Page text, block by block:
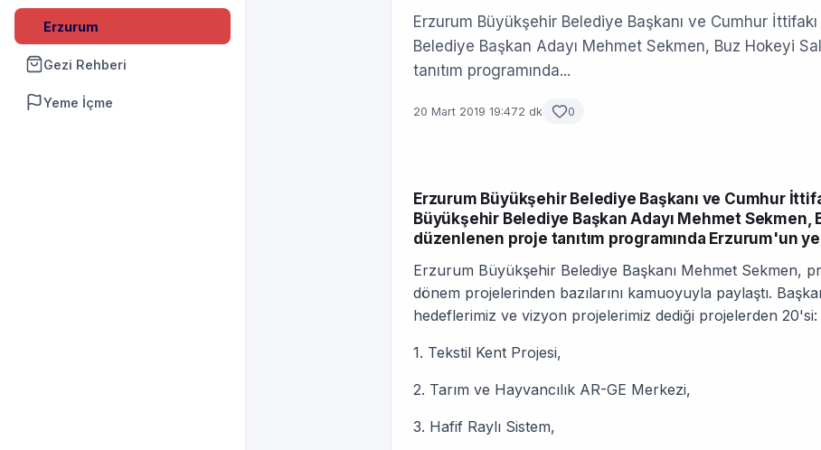
Erzurum
Gezi Rehberi
Yeme İçme
Erzurum Büyükşehir Belediye Başkanı ve Cumhur
Belediye Başkan Adayı Mehmet Sekmen, Buz Hokeyi
tanıtım programında...
20 Mart 2019 19:472 dk 0
Erzurum Büyükşehir Belediye Başkanı ve Cumhur
Büyükşehir Belediye Başkan Adayı Mehmet Sekmen,
düzenlenen proje tanıtım programında Erzurum'un
Erzurum Büyükşehir Belediye Başkanı Mehmet Sekmen,
dönem projelerinden bazılarını kamuoyuyla paylaştı.
hedeflerimiz ve vizyon projelerimiz dediği projelerden 20'si:
1. Tekstil Kent Projesi,
2. Tarım ve Hayvancılık AR-GE Merkezi,
3. Hafif Raylı Sistem,